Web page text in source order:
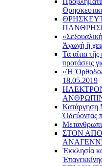
Ἀγωγὴ ἢ
Τά αἴτια
προτάσεις
«Ἡ
18.05.2019
Κατάργηση
Ὁδεύοντας
ΣΤΟΝ
Ἐκκλησία